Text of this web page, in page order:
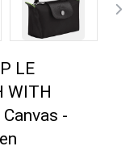
LE
WITH
-